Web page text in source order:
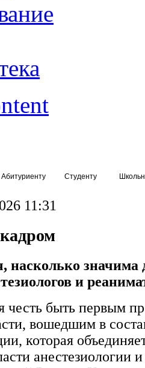
Абитуриенту Студенту
11:31
значима
и
быть первым
вошедшим в
которая
анестезиологии и